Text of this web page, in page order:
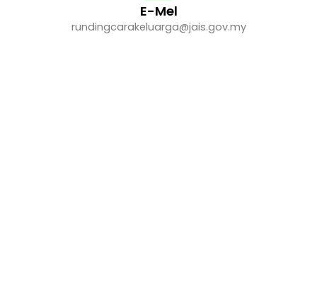
E-Mel
rundingcarakeluarga@jais.gov.my